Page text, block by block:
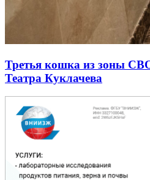
Третья кошка из зоны СВО
Театра Куклачева